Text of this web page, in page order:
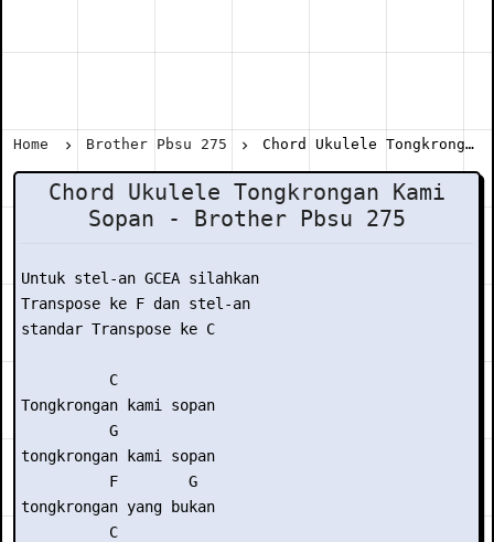
Home Brother Pbsu 275 Chord Ukulele Tongkrongan Kami Sopan - Brother Pbsu 275
Chord Ukulele Tongkrongan Kami
Sopan - Brother Pbsu 275
Untuk stel-an GCEA silahkan
Transpose ke F dan stel-an
standar Transpose ke C
          C
Tongkrongan kami sopan
          G
tongkrongan kami sopan
          F        G
tongkrongan yang bukan
          C